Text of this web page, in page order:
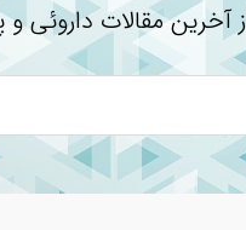
آخرین مقالات داروئی